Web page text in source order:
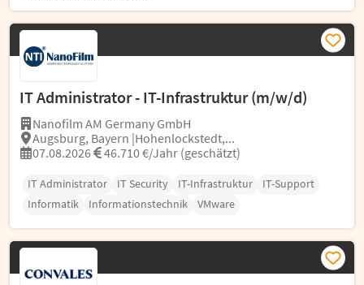
IT Administrator - IT-Infrastruktur (m/w/d)
Nanofilm AM Germany GmbH
Augsburg, Bayern |Hohenlockstedt,...
07.08.2026
46.710 €/Jahr (geschätzt)
IT Administrator IT Security IT-Infrastruktur
IT-Support
Informatik
Informationstechnik VMware